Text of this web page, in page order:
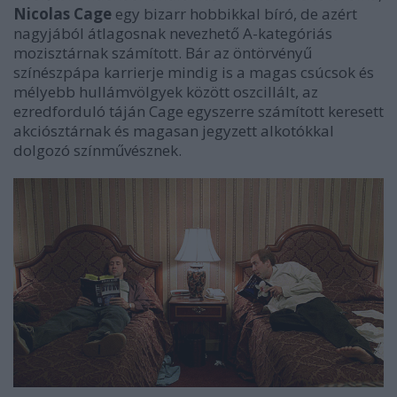
Nicolas Cage egy bizarr hobbikkal bíró, de azért
nagyjából átlagosnak nevezhető A-kategóriás
mozisztárnak számított. Bár az öntörvényű
színészpápa karrierje mindig is a magas csúcsok és
mélyebb hullámvölgyek között oszcillált, az
ezredforduló táján Cage egyszerre számított keresett
akciósztárnak és magasan jegyzett alkotókkal
dolgozó színművésznek.